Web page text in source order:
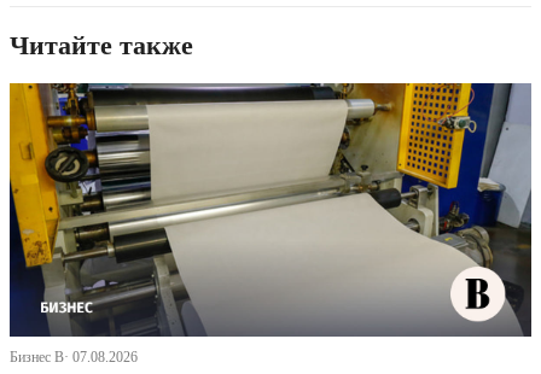
Читайте также
Бизнес В· 07.08.2026